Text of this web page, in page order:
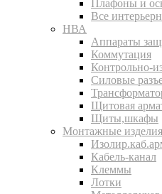
Плафоны и
Все
НВА
Аппараты
Коммутация
Контрольно-
Силовые
Щитовая
Щиты,шкафы
Монтажные изделия
Кабель-канал
Клеммы
Лотки